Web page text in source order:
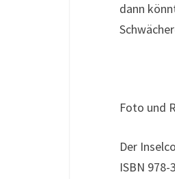
dann
Foto und
Der
ISBN 978-